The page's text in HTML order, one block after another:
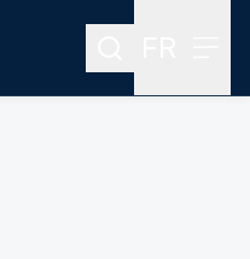
Rechercher